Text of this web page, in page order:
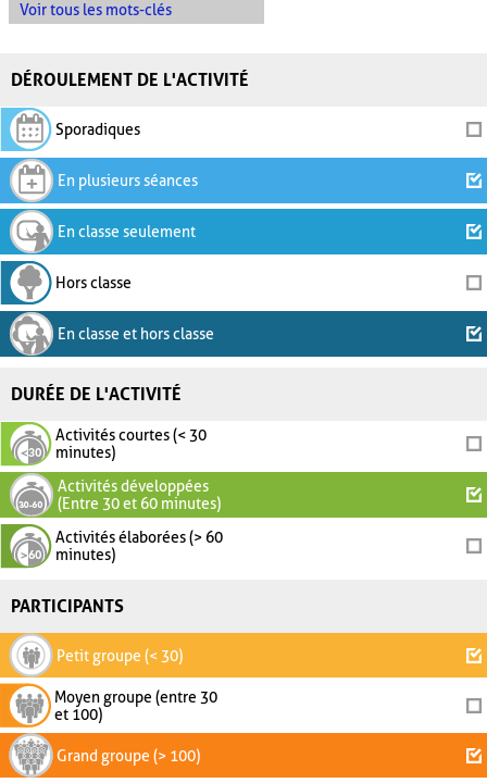
Voir tous les mots-clés
DÉROULEMENT DE L'ACTIVITÉ
Sporadiques
En plusieurs séances
En classe seulement
Hors classe
En classe et hors classe
DURÉE DE L'ACTIVITÉ
Activités courtes (< 30
minutes)
Activités développées
(Entre 30 et 60 minutes)
Activités élaborées (> 60
minutes)
PARTICIPANTS
Petit groupe (< 30)
Moyen groupe (entre 30
et 100)
Grand groupe (> 100)